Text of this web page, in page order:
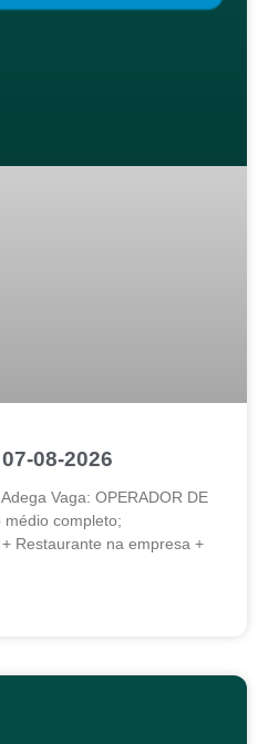
08-2026
Vaga: OPERADOR DE
médio completo;
Restaurante na empresa +